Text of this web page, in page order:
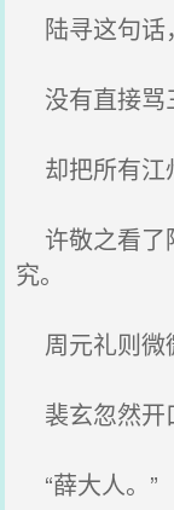
陆寻这句话
没有直接骂
却把所有江
许敬之看了
究。
周元礼则微
裴玄忽然开
“薛大人。”